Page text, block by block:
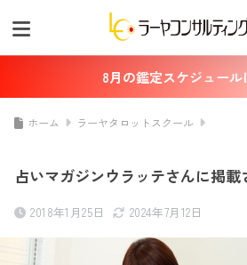
8月の鑑定スケジュール
ホーム ラーヤタロットスクール
占いマガジンウラッテさんに掲載
2018年1月25日 2024年7月12日